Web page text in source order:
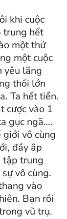
khi cuộc
trung hết
một thứ
một cuộc
yêu lãng
thổi lớn
Ta hết tiền.
cược vào 1
gục ngã….
giới vô cùng
đầy ắp
tập trung
vô cùng.
vào
Bạn rồi
vũ trụ.